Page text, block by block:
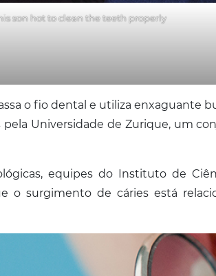
son hot to clean the teeth properly
o fio dental e utiliza enxaguante
Universidade de Zurique, um
equipes do Instituto de
o surgimento de cáries está